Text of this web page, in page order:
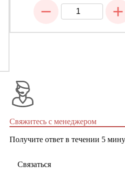
− +
Свяжитесь с менеджером
Получите ответ в течении 5
Связаться